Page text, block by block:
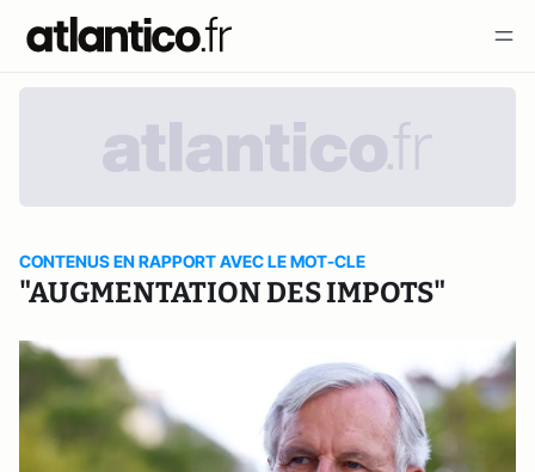
CONTENUS EN RAPPORT AVEC LE MOT-CLE
"AUGMENTATION DES IMPOTS"